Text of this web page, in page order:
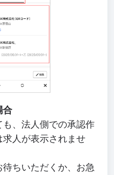
合
、法人側での承認作
人が表示されませ
ちいただくか、お急